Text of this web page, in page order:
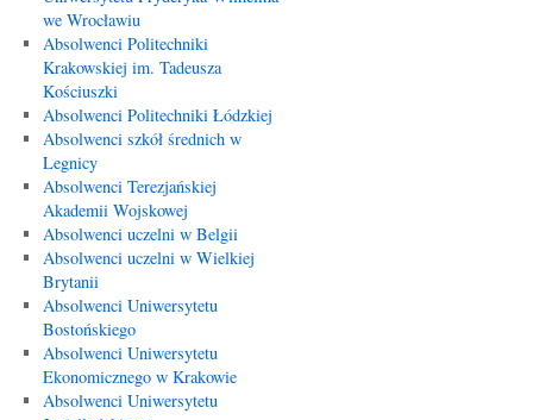
we Wrocławiu
Absolwenci Politechniki
Krakowskiej im. Tadeusza
Kościuszki
Absolwenci Politechniki Łódzkiej
Absolwenci szkół średnich w
Legnicy
Absolwenci Terezjańskiej
Akademii Wojskowej
Absolwenci uczelni w Belgii
Absolwenci uczelni w Wielkiej
Brytanii
Absolwenci Uniwersytetu
Bostońskiego
Absolwenci Uniwersytetu
Ekonomicznego w Krakowie
Absolwenci Uniwersytetu